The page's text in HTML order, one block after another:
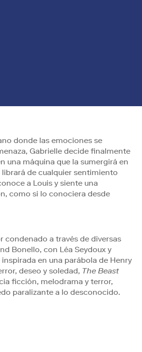
donde las emociones se
Gabrielle decide finalmente
una máquina que la sumergirá en
librará de cualquier sentimiento
a Louis y siente una
como si lo conociera desde
condenado a través de diversas
Bonello, con Léa Seydoux y
inspirada en una parábola de Henry
deseo y soledad, The Beast
ficción, melodrama y terror,
paralizante a lo desconocido.